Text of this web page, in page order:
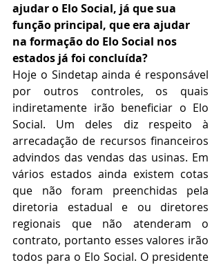
ajudar o Elo Social, já que sua
função principal, que era ajudar
na formação do Elo Social nos
estados já foi concluída?
Hoje o Sindetap ainda é responsável
por outros controles, os quais
indiretamente irão beneficiar o Elo
Social. Um deles diz respeito à
arrecadação de recursos financeiros
advindos das vendas das usinas. Em
vários estados ainda existem cotas
que não foram preenchidas pela
diretoria estadual e ou diretores
regionais que não atenderam o
contrato, portanto esses valores irão
todos para o Elo Social. O presidente